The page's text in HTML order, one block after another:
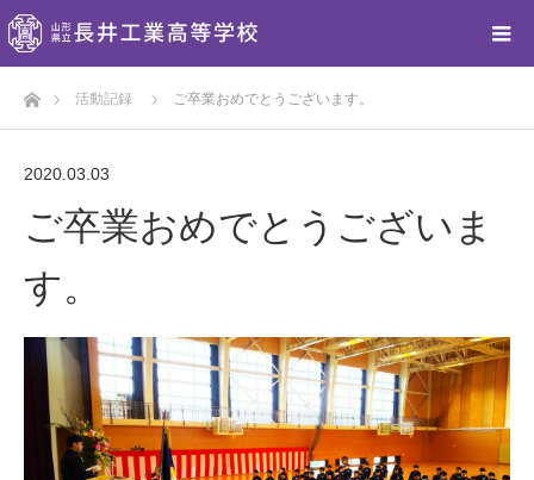
ホーム活動記録 ご卒業おめでとうございます。
2020.03.03
ご卒業おめでとうございま
す。